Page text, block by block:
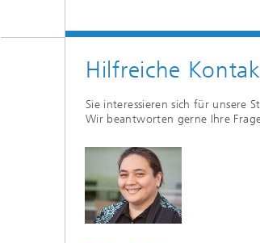
Hilfreiche
Sie interessieren sich für unsere
Wir beantworten gerne Ihre